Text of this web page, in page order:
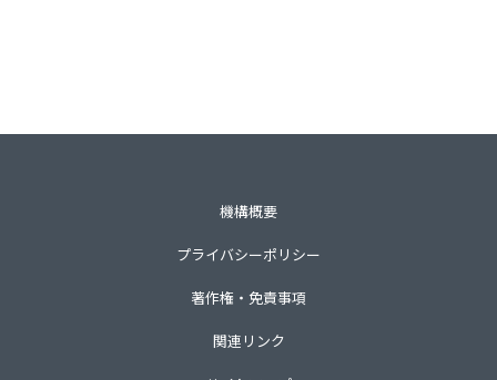
機構概要
プライバシーポリシー
著作権・免責事項
関連リンク